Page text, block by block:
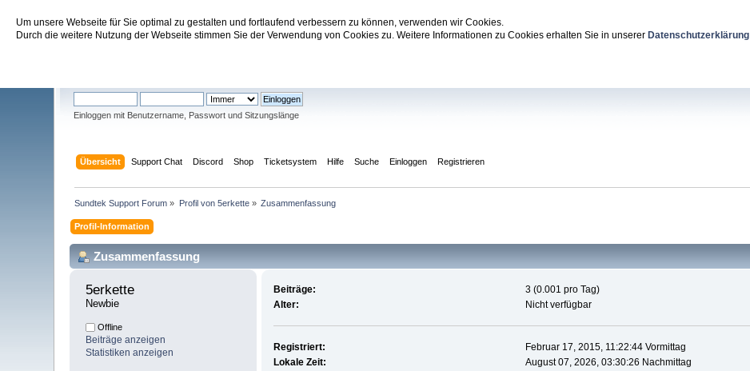
Um unsere Webseite für Sie optimal zu gestalten und fortlaufend verbessern zu können, verwenden wir Cookies.
Durch die weitere Nutzung der Webseite stimmen Sie der Verwendung von Cookies zu. Weitere Informationen zu Cookies erhalten Sie in unserer Datenschutzerklärung
Sundtek Support Forum
Einloggen mit Benutzername, Passwort und Sitzungslänge
Übersicht Support Chat Discord Shop Ticketsystem Hilfe Suche Einloggen Registrieren
Sundtek Support Forum » Profil von 5erkette» Zusammenfassung
Profil-Information
Zusammenfassung
5erkette
Newbie
Offline
Beiträge anzeigen
Statistiken anzeigen
Beiträge:
3 (0.001 pro Tag)
Alter:
Nicht verfügbar
Registriert:
Februar 17, 2015, 11:22:44 Vormittag
Lokale Zeit:
August 07, 2026, 03:30:26 Nachmittag